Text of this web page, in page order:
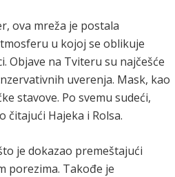
ova mreža je postala
u kojoj se oblikuje
Objave na Tviteru su najčešće
uverenja. Mask, kao
stavove. Po svemu sudeći,
čitajući Hajeka i Rolsa.
je dokazao premeštajući
porezima. Takođe je